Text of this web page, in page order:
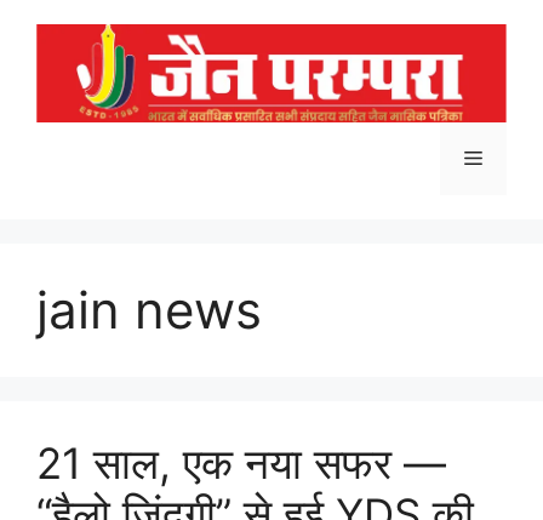
Menu
jain news
21 साल, एक नया सफर —